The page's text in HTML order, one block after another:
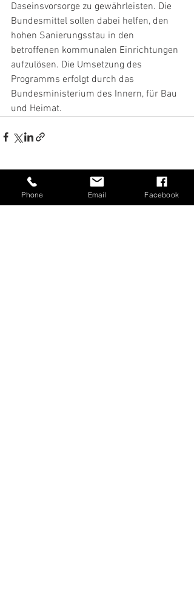
Daseinsvorsorge zu gewährleisten. Die
Bundesmittel sollen dabei helfen, den
hohen Sanierungsstau in den
betroffenen kommunalen Einrichtungen
aufzulösen. Die Umsetzung des
Programms erfolgt durch das
Bundesministerium des Innern, für Bau
und Heimat.
Aktuelle Beiträge Alle ansehen
Phone Email Facebook